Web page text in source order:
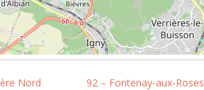
Nord 92 – Fontenay-aux-Roses